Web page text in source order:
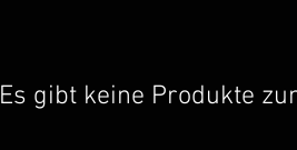
Es gibt keine Produkte